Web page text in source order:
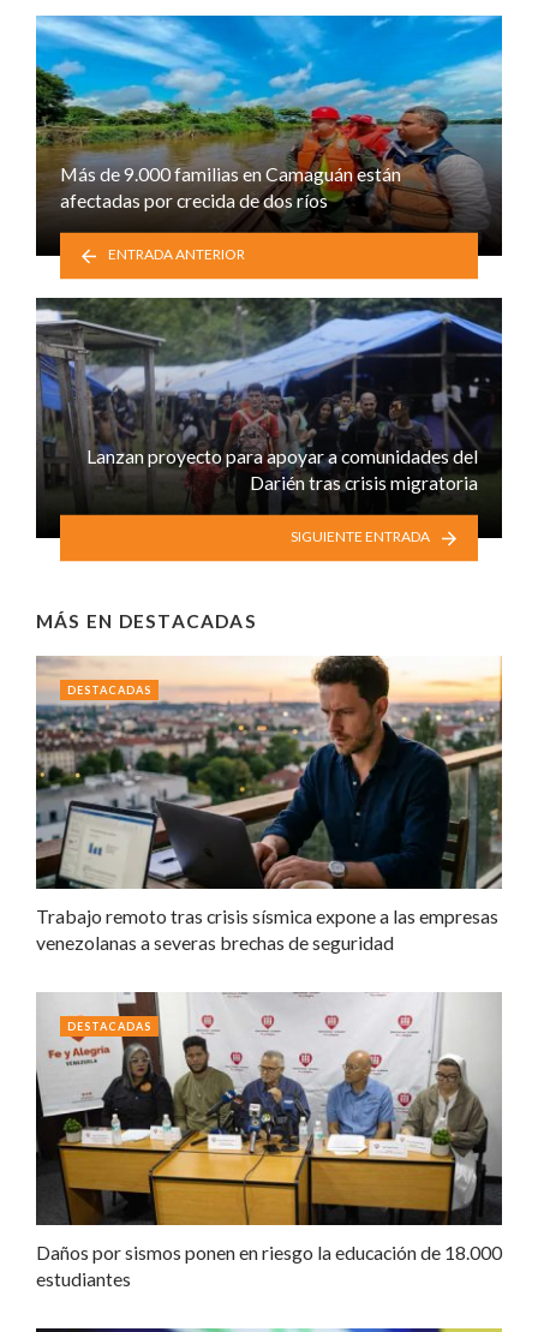
Más de 9.000 familias en Camaguán están
afectadas por crecida de dos ríos
ENTRADA ANTERIOR
Lanzan proyecto para apoyar a comunidades del
Darién tras crisis migratoria
SIGUIENTE ENTRADA
MÁS EN DESTACADAS
Trabajo remoto tras crisis sísmica expone a las empresas
venezolanas a severas brechas de seguridad
DESTACADAS
Daños por sismos ponen en riesgo la educación de 18.000
estudiantes
DESTACADAS